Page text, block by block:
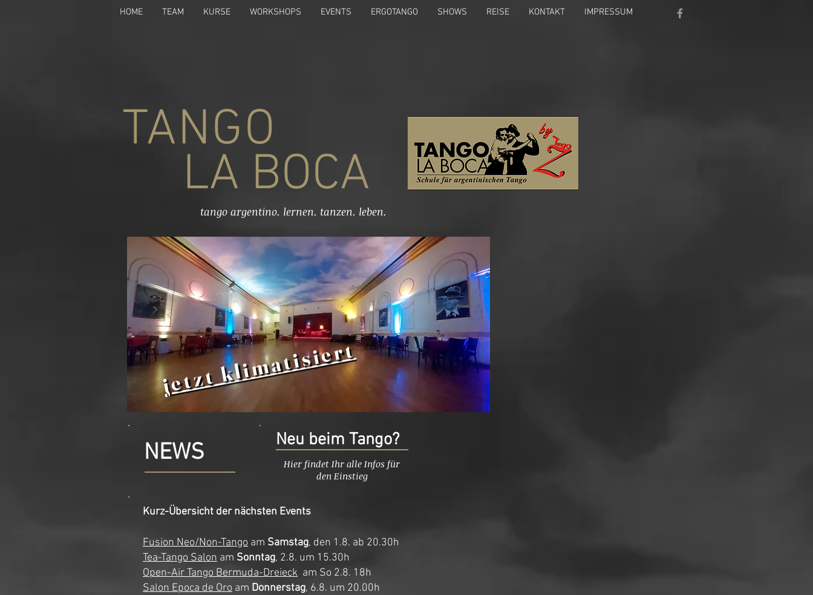
HOME TEAM KURSE WORKSHOPS EVENTS ERGOTANGO SHOWS REISE KONTAKT IMPRESSUM
TANGO
LA BOCA
tango argentino. lernen. tanzen. leben.
jetzt klimatisiert
NEWS Neu beim Tango?
Hier findet Ihr alle Infos für
den Einstieg
Kurz-Übersicht der nächsten Events
Fusion Neo/Non-Tango am Samstag, den 1.8. ab 20.30h
Tea-Tango Salon am Sonntag, 2.8. um 15.30h
Open-Air Tango Bermuda-Dreieck am So 2.8. 18h
Salon Epoca de Oro am Donnerstag, 6.8. um 20.00h